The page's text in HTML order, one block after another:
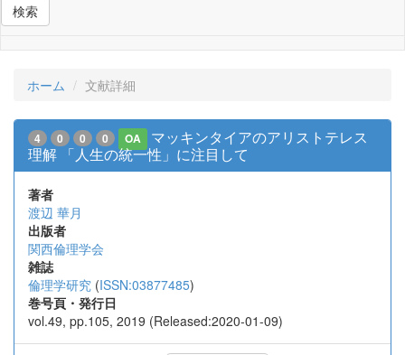
検索
ホーム 文献詳細
4 0 0 0 OA
マッキンタイアのアリストテレス
理解 「人生の統一性」に注目して
著者
渡辺 華月
出版者
関西倫理学会
雑誌
倫理学研究 (ISSN:03877485)
巻号頁・発行日
vol.49, pp.105, 2019 (Released:2020-01-09)